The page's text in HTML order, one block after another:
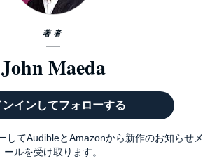
著者
John Maeda
ンインしてフォローする
してAudibleとAmazonから新作のお知らせメ
ールを受け取ります。